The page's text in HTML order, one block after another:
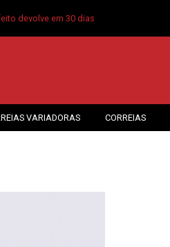
devolve em 30 dias
VARIADORAS CORREIAS